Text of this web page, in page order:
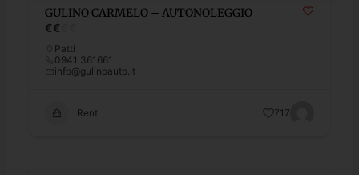
GULINO CARMELO – AUTONOLEGGIO
€€
Patti
0941 361661
info@gulinoauto.it
Rent 717